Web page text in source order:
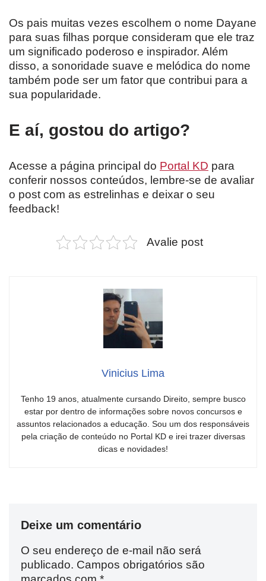
Os pais muitas vezes escolhem o nome Dayane
para suas filhas porque consideram que ele traz
um significado poderoso e inspirador. Além
disso, a sonoridade suave e melódica do nome
também pode ser um fator que contribui para a
sua popularidade.
E aí, gostou do artigo?
Acesse a página principal do Portal KD para
conferir nossos conteúdos, lembre-se de avaliar
o post com as estrelinhas e deixar o seu
feedback!
Avalie post
Vinicius Lima
Tenho 19 anos, atualmente cursando Direito, sempre busco
estar por dentro de informações sobre novos concursos e
assuntos relacionados a educação. Sou um dos responsáveis
pela criação de conteúdo no Portal KD e irei trazer diversas
dicas e novidades!
Deixe um comentário
O seu endereço de e-mail não será
publicado. Campos obrigatórios são